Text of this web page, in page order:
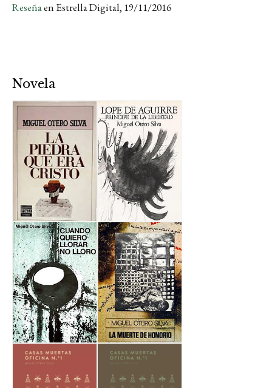
Reseñaen Estrella Digital, 19/11/2016
Novela